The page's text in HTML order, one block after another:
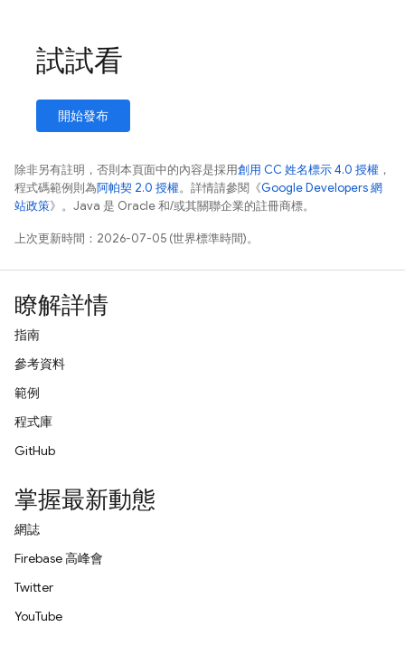
試試看
開始發布
除非另有註明，否則本頁面中的內容是採用創用 CC 姓名標示 4.0 授權 ，
程式碼範例則為阿帕契 2.0 授權。詳情請參閱《Google Developers 網
站政策》。Java 是 Oracle 和/或其關聯企業的註冊商標。
上次更新時間：2026-07-05 (世界標準時間)。
瞭解詳情
指南
參考資料
範例
程式庫
GitHub
掌握最新動態
網誌
Firebase 高峰會
Twitter
YouTube